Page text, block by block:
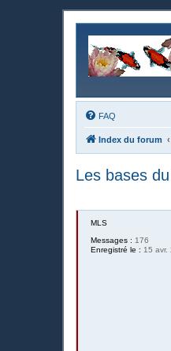
FAQ
Index du forum
Les bases
MLS
Messages : 176
Enregistré le : 15 avr.